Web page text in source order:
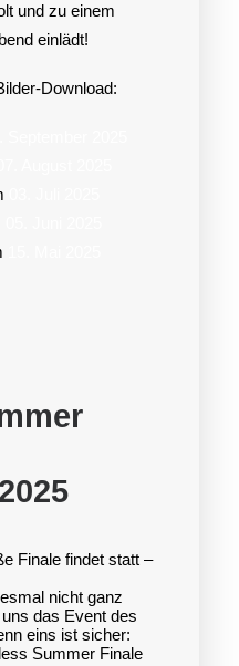
und zu einem
einlädt!
Download:
Finale findet statt –
nicht ganz
das Event des
eins ist sicher:
Summer Finale